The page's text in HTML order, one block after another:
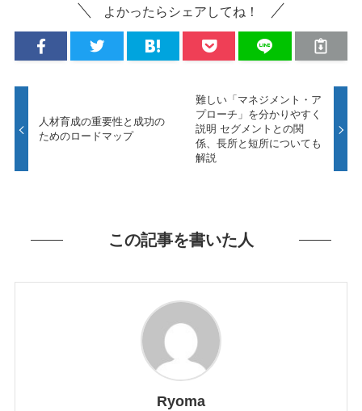
よかったらシェアしてね！
人材育成の重要性と成功の
ためのロードマップ
難しい「マネジメント・ア
プローチ」を分かりやすく
説明 セグメントとの関
係、長所と短所についても
解説
この記事を書いた人
Ryoma